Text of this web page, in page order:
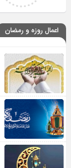
اعمال روزه و رمضان